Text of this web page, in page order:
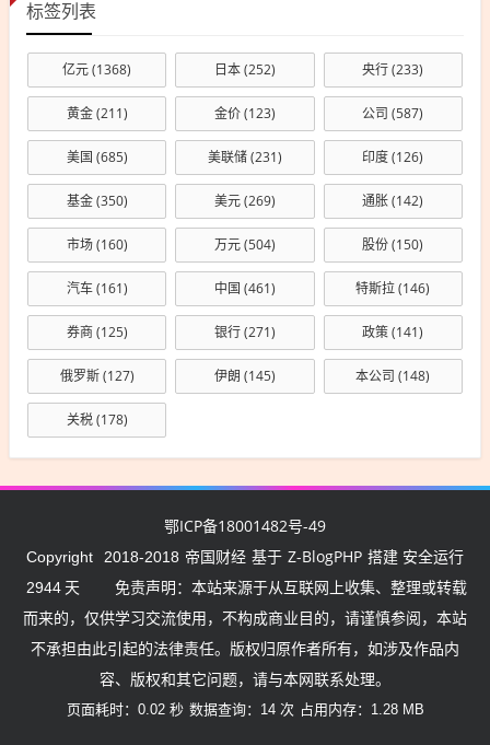
标签列表
亿元(1368) 日本(252) 央行(233)
黄金(211) 金价(123) 公司 (587)
美国 (685) 美联储(231) 印度(126)
基金(350) 美元(269) 通胀(142)
市场(160) 万元(504) 股份(150)
汽车(161) 中国 (461) 特斯拉(146)
券商(125) 银行(271) 政策(141)
俄罗斯(127) 伊朗 (145) 本公司 (148)
关税(178)
鄂ICP备18001482号-49
Copyright 2018-2018 帝国财经 基于 Z-BlogPHP 搭建 安全运行
2944 天
免责声明：本站来源于从互联网上收集、整理或转载
而来的，仅供学习交流使用，不构成商业目的，请谨慎参阅，本站
不承担由此引起的法律责任。版权归原作者所有，如涉及作品内
容、版权和其它问题，请与本网联系处理。
页面耗时：0.02 秒 数据查询：14 次 占用内存：1.28 MB